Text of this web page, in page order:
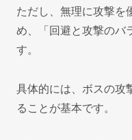
ただし、無理に攻撃を
め、「回避と攻撃のバ
す。
具体的には、ボスの攻
ることが基本です。